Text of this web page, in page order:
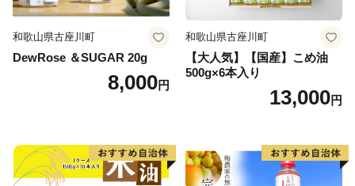
和歌山県古座川町
DewRose ＆SUGAR 20g
8,000円
和歌山県古座川町
【大人気】【国産】こめ油
500g×6本入り
13,000円